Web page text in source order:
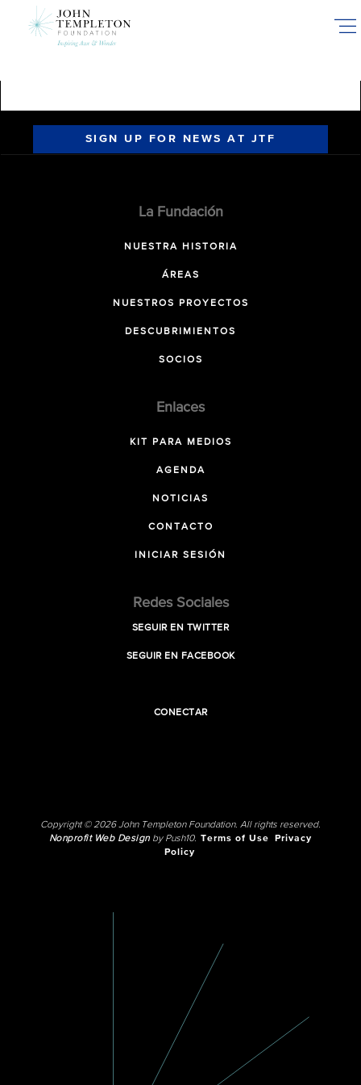
SIGN UP FOR NEWS AT JTF
La Fundación
NUESTRA HISTORIA
ÁREAS
NUESTROS PROYECTOS
DESCUBRIMIENTOS
SOCIOS
Enlaces
KIT PARA MEDIOS
AGENDA
NOTICIAS
CONTACTO
INICIAR SESIÓN
Redes Sociales
SEGUIR EN TWITTER
SEGUIR EN FACEBOOK
CONECTAR
Copyright © 2026 John Templeton Foundation. All rights reserved.
Nonprofit Web Designby Push10. Terms of Use
Privacy
Policy